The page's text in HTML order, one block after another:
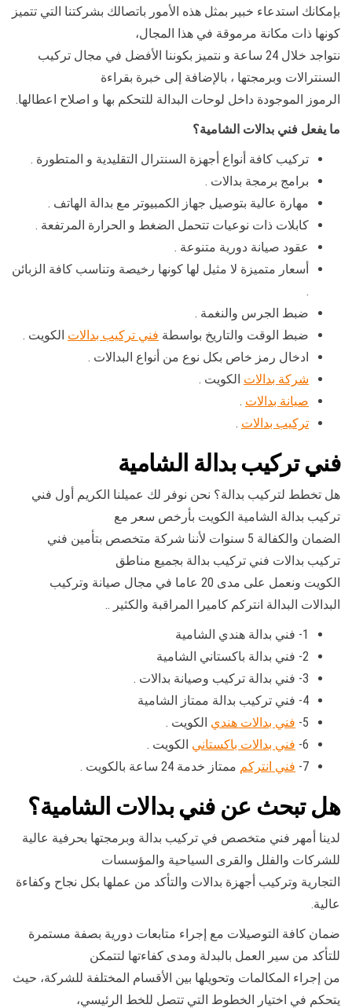
بإمكانك استدعاء خبير بمثل هذه الأمور باتصالك بشركتنا التي تتميز
كونها ذات مكانة مرموقة في هذا المجال،
نتواجد خلال 24 ساعة و نتميز بكوننا الأفضل في مجال تركيب
السنترالات وبرمجتها ، بالإضافة إلى خبرة بقراءة
الرموز الموجودة داخل لوحات البدالة للتحكم بها و اصلاح اعطالها.
ما يفعل فني بدالات الشامية؟
تركيب كافة أنواع أجهزة السنترال التقليدية و المتطورة .
برامج برمجة بدالات .
مهارة عالية بتوصيل جهاز الكمبيوتر مع بدالة الهاتف .
كابلات ذات نوعيات تتحمل الضغط و الحرارة المرتفعة .
عقود صيانة دورية متنوعة .
أسعار متميزة لا مثيل لها كونها رخيصة وتناسب كافة الزبائن
.
ضبط الجرس والنغمة .
ضبط الوقت والتاريخ بواسطة فني تركيب بدالات الكويت .
ادخال رمز خاص بكل نوع من أنواع البدالات .
شركة بدالات الكويت .
صيانة بدالات .
تركيب بدالات .
فني تركيب بدالة الشامية
هل تخطط لتركيب بدالة؟ نحن نوفر لك عميلنا الكريم أول فني
تركيب بدالة الشامية الكويت بأرخص سعر مع
الضمان والكفالة 5 سنوات لأننا شركة متخصص بتأمين فني
تركيب بدالات فني تركيب بدالة بجميع مناطق
الكويت ونعمل على مدى 20 عاما في مجال صيانة وتركيب
البدالات البدالة انتركم كاميرا المراقبة والكثير ..
1- فني بدالة هندي الشامية
2- فني بدالة باكستاني الشامية
3- فني بدالة تركيب وصيانة بدالات .
4- فني تركيب بدالة ممتاز الشامية
5- فني بدالات هندي الكويت .
6- فني بدالات باكستاني الكويت .
7- فني انتركم ممتاز خدمة 24 ساعة بالكويت .
هل تبحث عن فني بدالات الشامية؟
لدينا أمهر فني متخصص في تركيب بدالة وبرمجتها بحرفية عالية
للشركات والفلل والقرى السياحية والمؤسسات
التجارية وتركيب أجهزة بدالات والتأكد من عملها بكل نجاح وكفاءة
عالية.
ضمان كافة التوصيلات مع إجراء متابعات دورية بصفة مستمرة
للتأكد من سير العمل بالبدلة ومدى كفاءتها لتتمكن
من إجراء المكالمات وتحويلها بين الأقسام المختلفة للشركة، حيث
يتحكم في اختيار الخطوط التي تتصل للخط الرئيسي،